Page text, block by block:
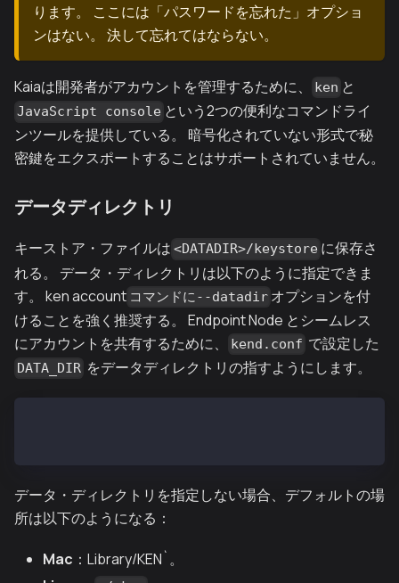
ります。 ここには「パスワードを忘れた」オプショ
ンはない。 決して忘れてはならない。
Kaiaは開発者がアカウントを管理するために、 ken と
JavaScript console という2つの便利なコマンドライ
ンツールを提供している。 暗号化されていない形式で秘
密鍵をエクスポートすることはサポートされていません。
データディレクトリ
キーストア・ファイルは <DATADIR>/keystore に保存さ
れる。 データ・ディレクトリは以下のように指定できま
す。 ken account コマンドに--datadir オプションを付
けることを強く推奨する。 Endpoint Node とシームレス
にアカウントを共有するために、
kend.conf で設定した
DATA_DIR をデータディレクトリの指すようにします。
データ・ディレクトリを指定しない場合、デフォルトの場
所は以下のようになる：
Mac ：Library/KEN`。